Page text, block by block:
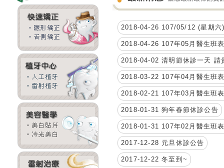
2018-04-26 107/05/12 (星期六
2018-04-26 107年05月醫生班
2018-04-02 清明節休診一天 請
2018-03-22 107年04月醫生班
2018-02-21 107年03月醫生班
2018-01-31 狗年春節休診公告
2018-01-31 107年02月醫生班
2017-12-28 元旦休診公告
2017-12-22 冬至到~